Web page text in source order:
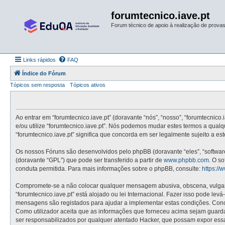
forumtecnico.iave.pt
Forum técnico de apoio à realização de
Links rápidos FAQ
Índice do Fórum
Tópicos sem resposta
Tópicos ativos
Ao entrar em “forumtecnico.iave.pt” (doravante “nós”, “nosso”,
e/ou utilize “forumtecnico.iave.pt”. Nós podemos mudar estes termos a
“forumtecnico.iave.pt” significa que concorda em ser legalmente sujeito a
Os nossos Fóruns são desenvolvidos pelo phpBB (doravante “eles”,
(doravante “GPL”) que pode ser transferido a partir de www.phpbb.com. O
conduta permitida. Para mais informações sobre o phpBB, consulte: https://
Compromete-se a não colocar qualquer mensagem abusiva, obscena,
“forumtecnico.iave.pt” está alojado ou lei Internacional. Fazer isso pode
mensagens são registados para ajudar a implementar estas condições.
Como utilizador aceita que as informações que forneceu acima sejam
ser responsabilizados por qualquer atentado Hacker, que possam expor